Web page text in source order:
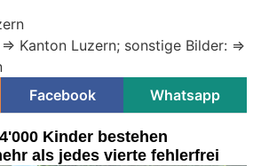
Kanton Luzern; sonstige Bilder: =>
Facebook Whatsapp
Kinder bestehen
als jedes vierte fehlerfrei